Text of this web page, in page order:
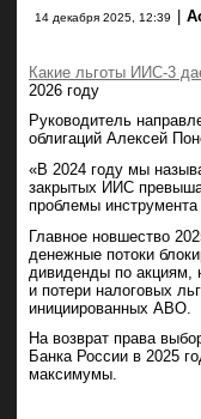
14 декабря 2025, 12:39
Какие льготы ИИС-3
2026 году
Руководитель
облигаций Алексей
«В 2024 году мы
закрытых ИИС
проблемы
Главное новшество
денежные потоки
дивиденды по акциям,
и потери налоговых
инициированных АВО.
На возврат права
Банка России в 2025
максимумы.